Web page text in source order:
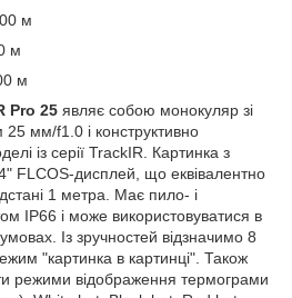
м
м
м
Pro 25 являє собою монокуляр зі
25 мм/f1.0 і конструктивно
із серії TrackIR. Картинка з
FLCOS-дисплей, що еквівалентно
1 метра. Має пило- і
IP66 і може використовуватися в
Із зручностей відзначимо 8
"картинка в картинці". Також
режими відображення термограми